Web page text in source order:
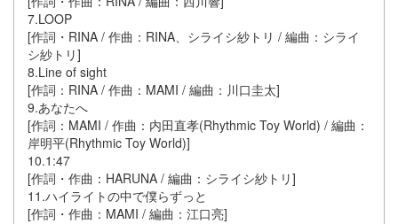
7.LOOP
[作詞・RINA / 作曲：RINA、シライシ紗トリ / 編曲：シライ
シ紗トリ]
8.Line of sight
[作詞：RINA / 作曲：MAMI / 編曲：川口圭太]
9.あなたへ
[作詞：MAMI / 作曲：内田直孝(Rhythmic Toy World) / 編曲：
岸明平(Rhythmic Toy World)]
10.1:47
[作詞・作曲：HARUNA / 編曲：シライシ紗トリ]
11.ハイライトの中で僕らずっと
[作詞・作曲：MAMI / 編曲：江口亮]